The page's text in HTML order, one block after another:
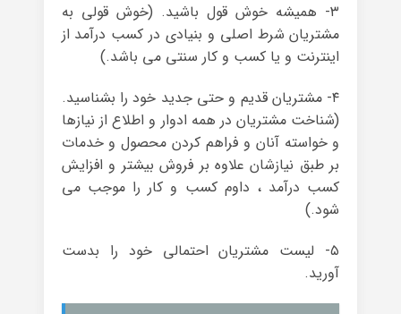
۳- همیشه خوش قول باشید. (خوش قولی به
مشتریان شرط اصلی و بنیادی در کسب درآمد از
اینترنت و یا کسب و کار سنتی می باشد.)
۴- مشتریان قدیم و حتی جدید خود را بشناسید.
(شناخت مشتریان در همه ادوار و اطلاع از نیازها
و خواسته آنان و فراهم کردن محصول و خدمات
بر طبق نیازشان علاوه بر فروش بیشتر و افزایش
کسب درآمد ، داوم کسب و کار را موجب می
شود.)
۵- لیست مشتریان احتمالی خود را بدست
آورید.